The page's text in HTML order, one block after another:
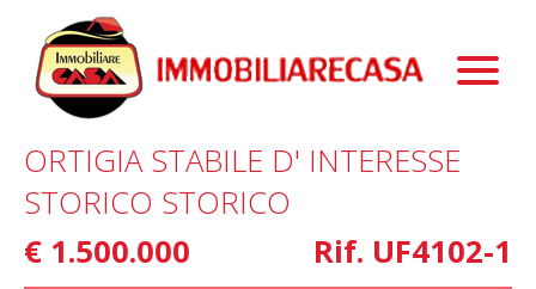
Immobili
Immobili In Vendita
Immobili In Affitto
Immobili Commerciali
Chi Siamo
La Nostra Storia
Staff
Servizi
Mutui
Blog
ORTIGIA STABILE D' INTERESSE
STORICO STORICO
€ 1.500.000
Rif. UF4102-1